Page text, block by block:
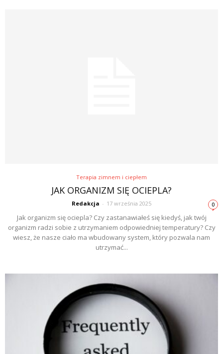
Terapia zimnem i ciepłem
JAK ORGANIZM SIĘ OCIEPLA?
Redakcja - 17 września 2025 0
Jak organizm się ociepla? Czy zastanawiałeś się kiedyś, jak twój
organizm radzi sobie z utrzymaniem odpowiedniej temperatury? Czy
wiesz, że nasze ciało ma wbudowany system, który pozwala nam
utrzymać...